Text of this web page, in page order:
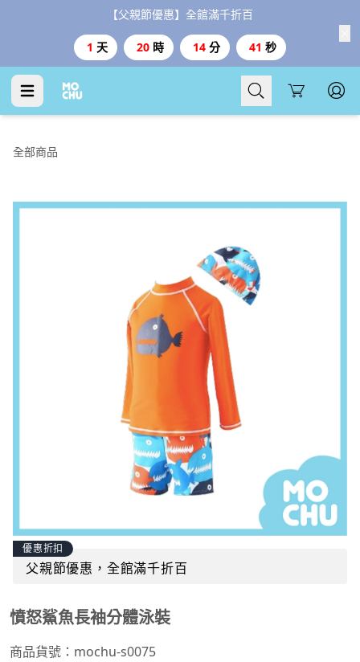
【父親節優惠】全館滿千折百
1 天 20 時 14 分 40 秒
Cart
全部商品
優惠折扣
父親節優惠，全館滿千折百
憤怒鯊魚長袖分體泳裝
商品貨號： mochu-s0075